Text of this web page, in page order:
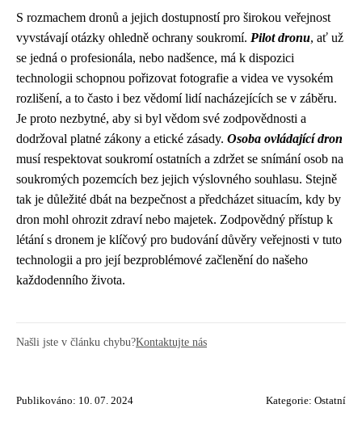
S rozmachem dronů a jejich dostupností pro širokou veřejnost
vyvstávají otázky ohledně ochrany soukromí. Pilot dronu, ať už
se jedná o profesionála, nebo nadšence, má k dispozici
technologii schopnou pořizovat fotografie a videa ve vysokém
rozlišení, a to často i bez vědomí lidí nacházejících se v záběru.
Je proto nezbytné, aby si byl vědom své zodpovědnosti a
dodržoval platné zákony a etické zásady. Osoba ovládající dron
musí respektovat soukromí ostatních a zdržet se snímání osob na
soukromých pozemcích bez jejich výslovného souhlasu. Stejně
tak je důležité dbát na bezpečnost a předcházet situacím, kdy by
dron mohl ohrozit zdraví nebo majetek. Zodpovědný přístup k
létání s dronem je klíčový pro budování důvěry veřejnosti v tuto
technologii a pro její bezproblémové začlenění do našeho
každodenního života.
Našli jste v článku chybu?Kontaktujte nás
Publikováno: 10. 07. 2024 Kategorie: Ostatní